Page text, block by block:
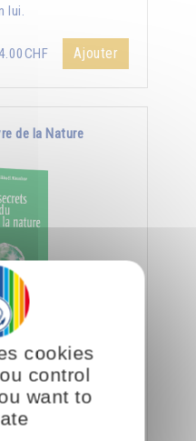
lui.
Ajouter
de la Nature
être capable de
caché des objets et
cookies
control
want to